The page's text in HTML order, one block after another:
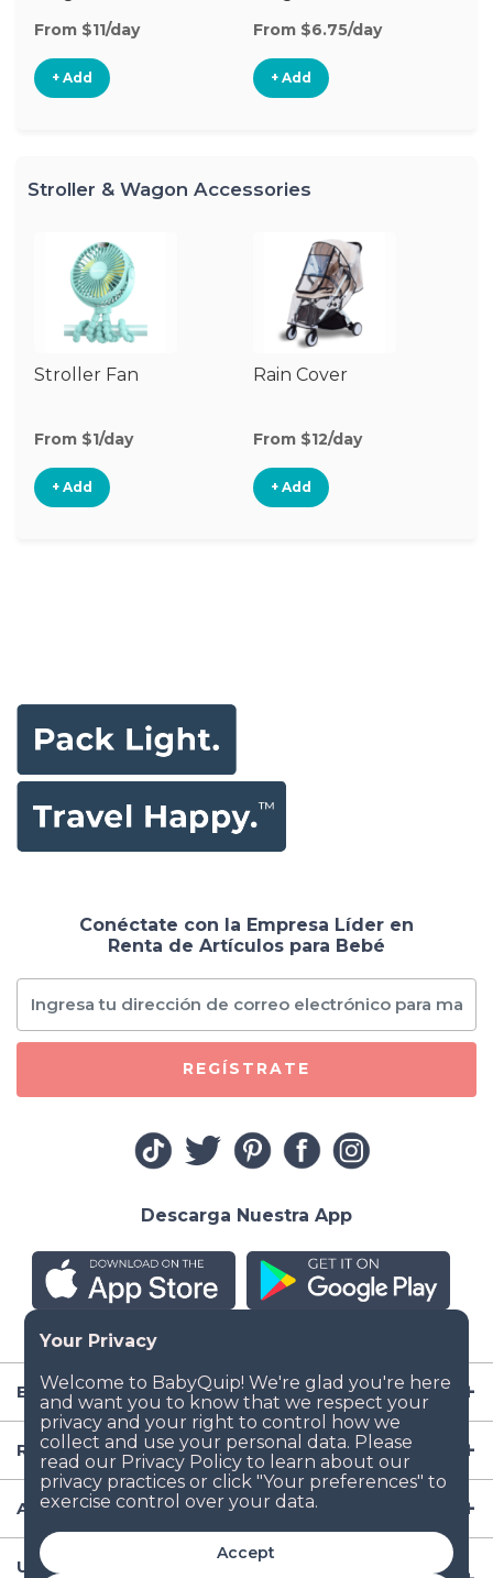
Accept
From $11/day
+ Add
From $6.75/day
+ Add
Stroller & Wagon Accessories
Stroller Fan
From $1/day
+ Add
Rain Cover
From $12/day
+ Add
Empresa
Recursos
Artículos para Bebé
Ubicaciones Populares de Renta de Artículos para
Conéctate con la Empresa Líder en
Renta de Artículos para Bebé
REGÍSTRATE
Descarga Nuestra App